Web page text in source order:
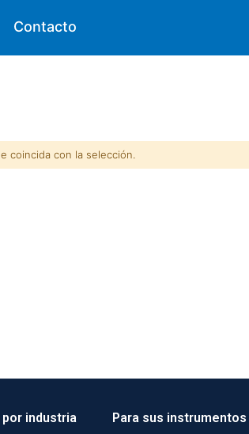
Contacto
coincida con la selección.
industria Para sus instrumentos